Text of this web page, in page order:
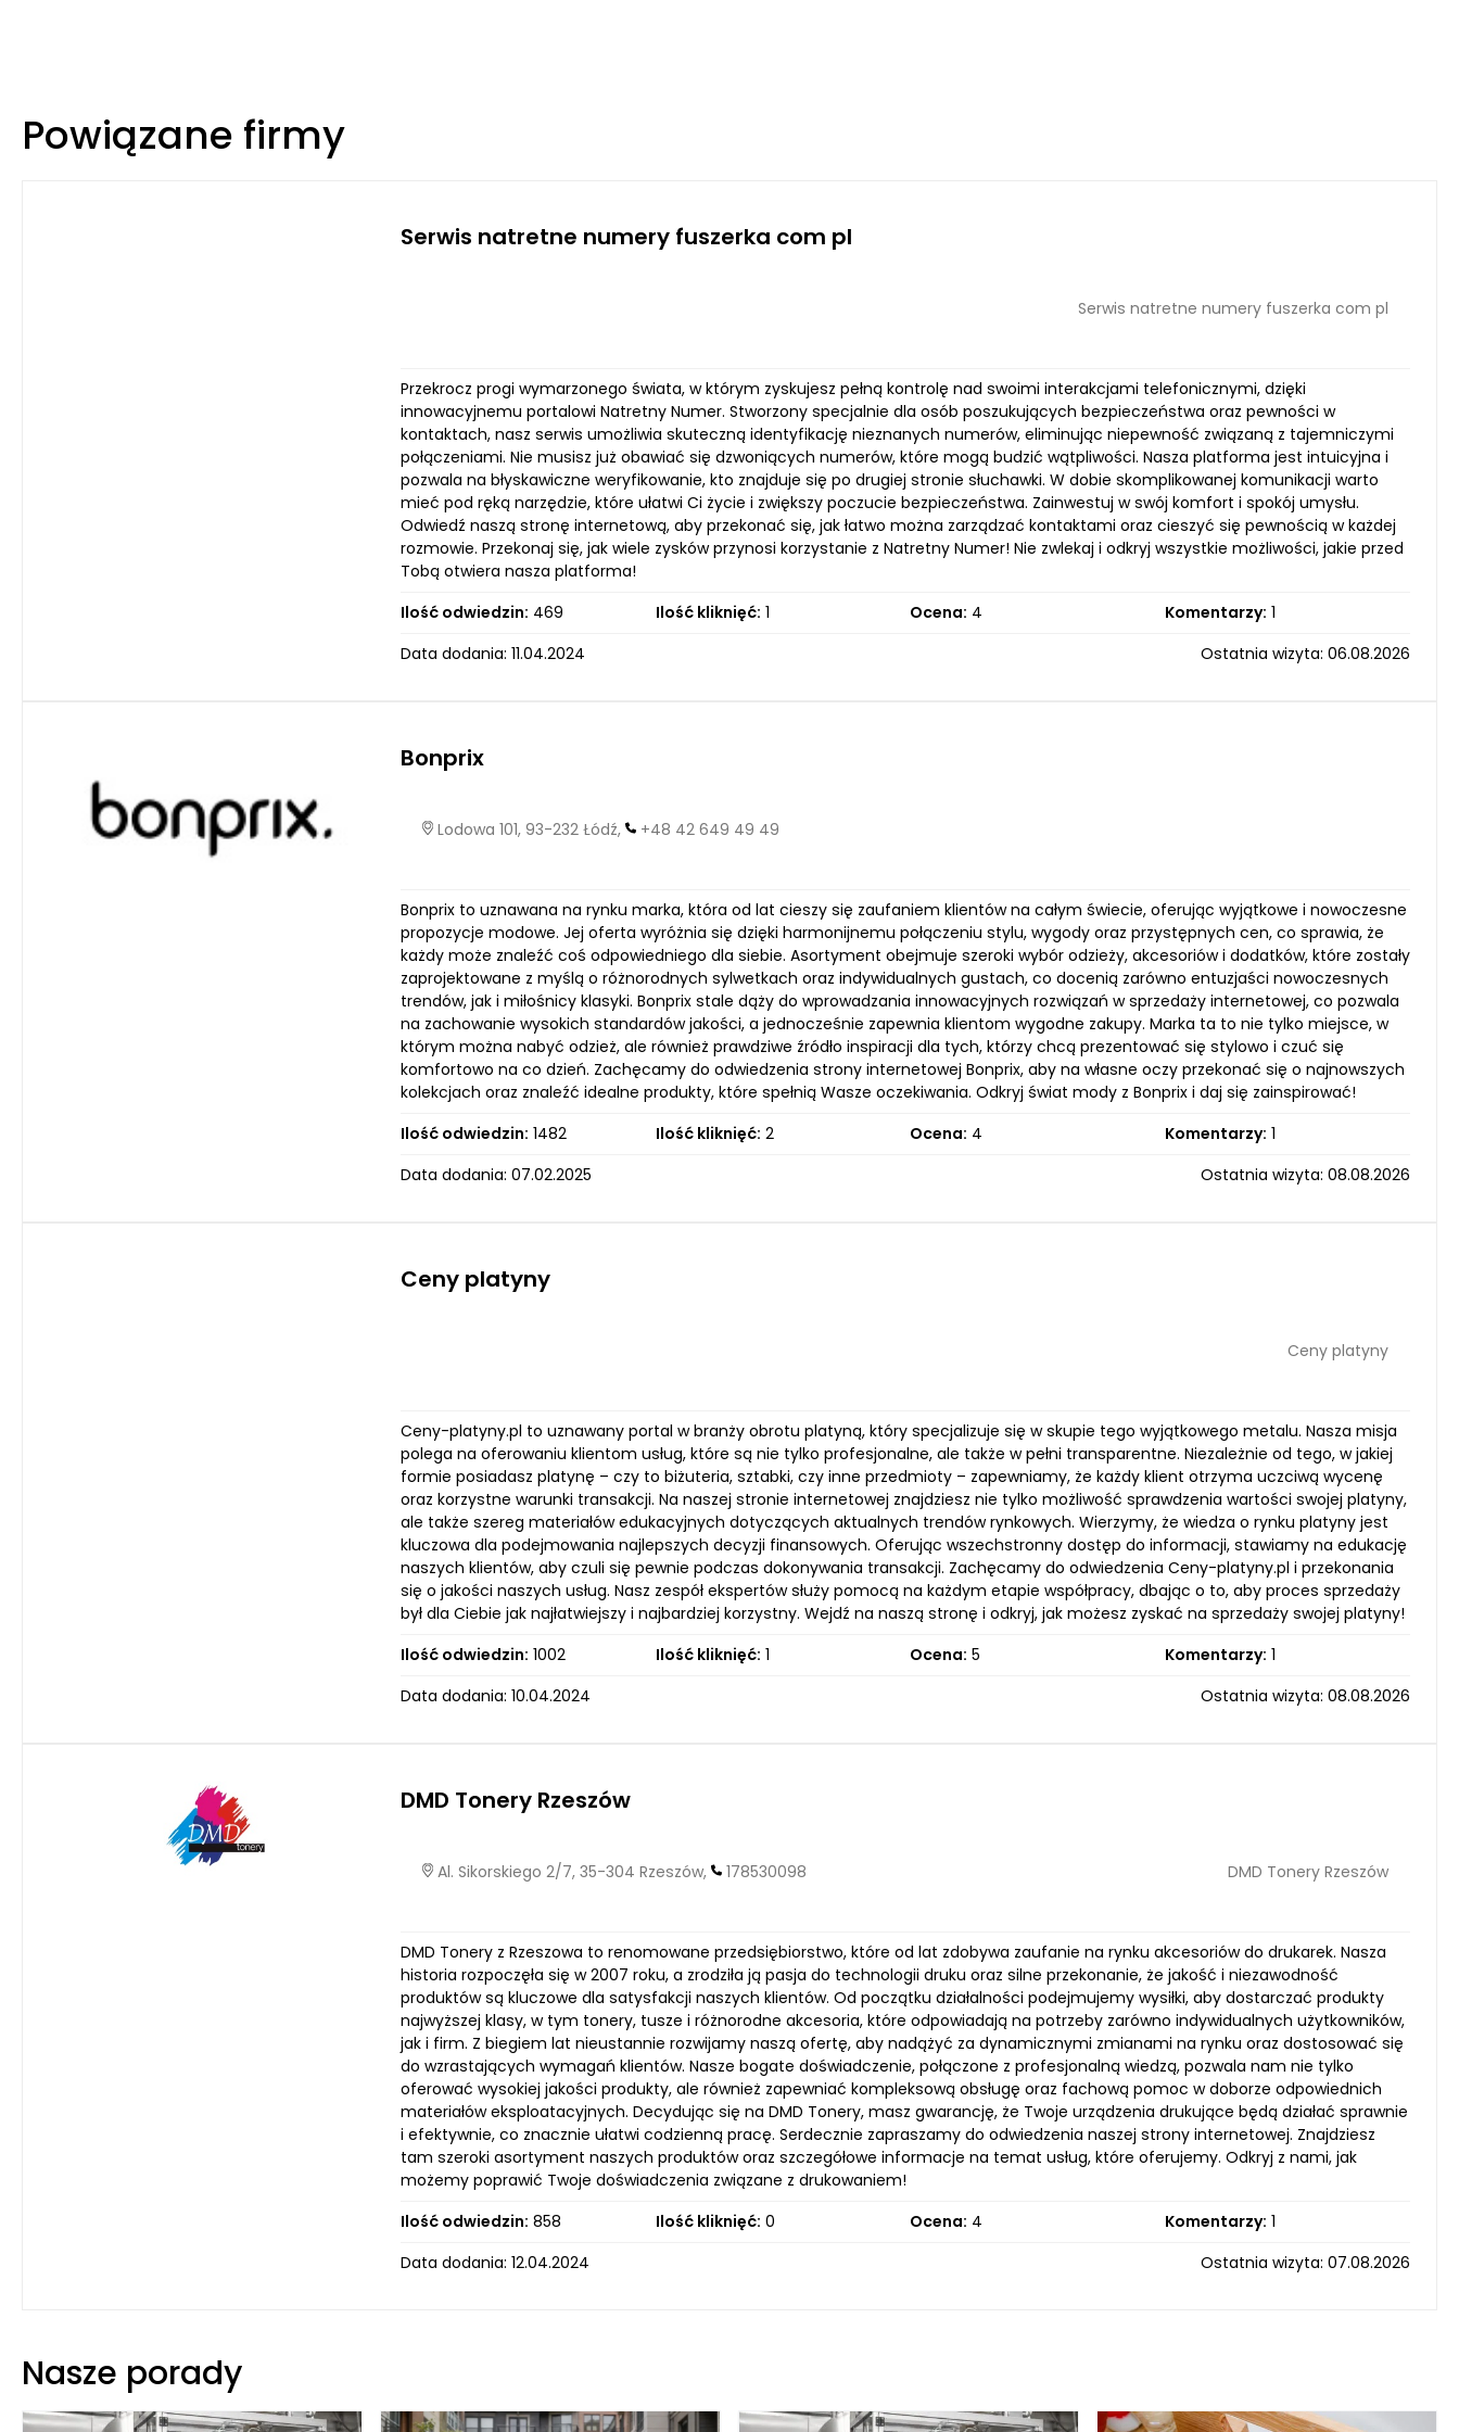
Powiązane firmy
Serwis natretne numery fuszerka com pl
Serwis natretne numery fuszerka com pl
Przekrocz progi wymarzonego świata, w którym zyskujesz pełną kontrolę nad swoimi interakcjami telefonicznymi, dzięki
innowacyjnemu portalowi Natretny Numer. Stworzony specjalnie dla osób poszukujących bezpieczeństwa oraz pewności w
kontaktach, nasz serwis umożliwia skuteczną identyfikację nieznanych numerów, eliminując niepewność związaną z tajemniczymi
połączeniami. Nie musisz już obawiać się dzwoniących numerów, które mogą budzić wątpliwości. Nasza platforma jest intuicyjna i
pozwala na błyskawiczne weryfikowanie, kto znajduje się po drugiej stronie słuchawki. W dobie skomplikowanej komunikacji warto
mieć pod ręką narzędzie, które ułatwi Ci życie i zwiększy poczucie bezpieczeństwa. Zainwestuj w swój komfort i spokój umysłu.
Odwiedź naszą stronę internetową, aby przekonać się, jak łatwo można zarządzać kontaktami oraz cieszyć się pewnością w każdej
rozmowie. Przekonaj się, jak wiele zysków przynosi korzystanie z Natretny Numer! Nie zwlekaj i odkryj wszystkie możliwości, jakie przed
Tobą otwiera nasza platforma!
Ilość odwiedzin: 469 Ilość kliknięć: 1 Ocena: 4 Komentarzy: 1
Data dodania: 11.04.2024
Ostatnia wizyta: 06.08.2026
Bonprix
Lodowa 101, 93-232 Łódź, +48 42 649 49 49
Bonprix to uznawana na rynku marka, która od lat cieszy się zaufaniem klientów na całym świecie, oferując wyjątkowe i nowoczesne
propozycje modowe. Jej oferta wyróżnia się dzięki harmonijnemu połączeniu stylu, wygody oraz przystępnych cen, co sprawia, że
każdy może znaleźć coś odpowiedniego dla siebie. Asortyment obejmuje szeroki wybór odzieży, akcesoriów i dodatków, które zostały
zaprojektowane z myślą o różnorodnych sylwetkach oraz indywidualnych gustach, co docenią zarówno entuzjaści nowoczesnych
trendów, jak i miłośnicy klasyki. Bonprix stale dąży do wprowadzania innowacyjnych rozwiązań w sprzedaży internetowej, co pozwala
na zachowanie wysokich standardów jakości, a jednocześnie zapewnia klientom wygodne zakupy. Marka ta to nie tylko miejsce, w
którym można nabyć odzież, ale również prawdziwe źródło inspiracji dla tych, którzy chcą prezentować się stylowo i czuć się
komfortowo na co dzień. Zachęcamy do odwiedzenia strony internetowej Bonprix, aby na własne oczy przekonać się o najnowszych
kolekcjach oraz znaleźć idealne produkty, które spełnią Wasze oczekiwania. Odkryj świat mody z Bonprix i daj się zainspirować!
Ilość odwiedzin: 1482 Ilość kliknięć: 2 Ocena: 4 Komentarzy: 1
Data dodania: 07.02.2025
Ostatnia wizyta: 08.08.2026
Ceny platyny
Ceny platyny
Ceny-platyny.pl to uznawany portal w branży obrotu platyną, który specjalizuje się w skupie tego wyjątkowego metalu. Nasza misja
polega na oferowaniu klientom usług, które są nie tylko profesjonalne, ale także w pełni transparentne. Niezależnie od tego, w jakiej
formie posiadasz platynę – czy to biżuteria, sztabki, czy inne przedmioty – zapewniamy, że każdy klient otrzyma uczciwą wycenę
oraz korzystne warunki transakcji. Na naszej stronie internetowej znajdziesz nie tylko możliwość sprawdzenia wartości swojej platyny,
ale także szereg materiałów edukacyjnych dotyczących aktualnych trendów rynkowych. Wierzymy, że wiedza o rynku platyny jest
kluczowa dla podejmowania najlepszych decyzji finansowych. Oferując wszechstronny dostęp do informacji, stawiamy na edukację
naszych klientów, aby czuli się pewnie podczas dokonywania transakcji. Zachęcamy do odwiedzenia Ceny-platyny.pl i przekonania
się o jakości naszych usług. Nasz zespół ekspertów służy pomocą na każdym etapie współpracy, dbając o to, aby proces sprzedaży
był dla Ciebie jak najłatwiejszy i najbardziej korzystny. Wejdź na naszą stronę i odkryj, jak możesz zyskać na sprzedaży swojej platyny!
Ilość odwiedzin: 1002 Ilość kliknięć: 1 Ocena: 5 Komentarzy: 1
Data dodania: 10.04.2024
Ostatnia wizyta: 08.08.2026
DMD Tonery Rzeszów
Al. Sikorskiego 2/7, 35-304 Rzeszów, 178530098 DMD Tonery Rzeszów
DMD Tonery z Rzeszowa to renomowane przedsiębiorstwo, które od lat zdobywa zaufanie na rynku akcesoriów do drukarek. Nasza
historia rozpoczęła się w 2007 roku, a zrodziła ją pasja do technologii druku oraz silne przekonanie, że jakość i niezawodność
produktów są kluczowe dla satysfakcji naszych klientów. Od początku działalności podejmujemy wysiłki, aby dostarczać produkty
najwyższej klasy, w tym tonery, tusze i różnorodne akcesoria, które odpowiadają na potrzeby zarówno indywidualnych użytkowników,
jak i firm. Z biegiem lat nieustannie rozwijamy naszą ofertę, aby nadążyć za dynamicznymi zmianami na rynku oraz dostosować się
do wzrastających wymagań klientów. Nasze bogate doświadczenie, połączone z profesjonalną wiedzą, pozwala nam nie tylko
oferować wysokiej jakości produkty, ale również zapewniać kompleksową obsługę oraz fachową pomoc w doborze odpowiednich
materiałów eksploatacyjnych. Decydując się na DMD Tonery, masz gwarancję, że Twoje urządzenia drukujące będą działać sprawnie
i efektywnie, co znacznie ułatwi codzienną pracę. Serdecznie zapraszamy do odwiedzenia naszej strony internetowej. Znajdziesz
tam szeroki asortyment naszych produktów oraz szczegółowe informacje na temat usług, które oferujemy. Odkryj z nami, jak
możemy poprawić Twoje doświadczenia związane z drukowaniem!
Ilość odwiedzin: 858 Ilość kliknięć: 0 Ocena: 4 Komentarzy: 1
Data dodania: 12.04.2024
Ostatnia wizyta: 07.08.2026
Nasze porady